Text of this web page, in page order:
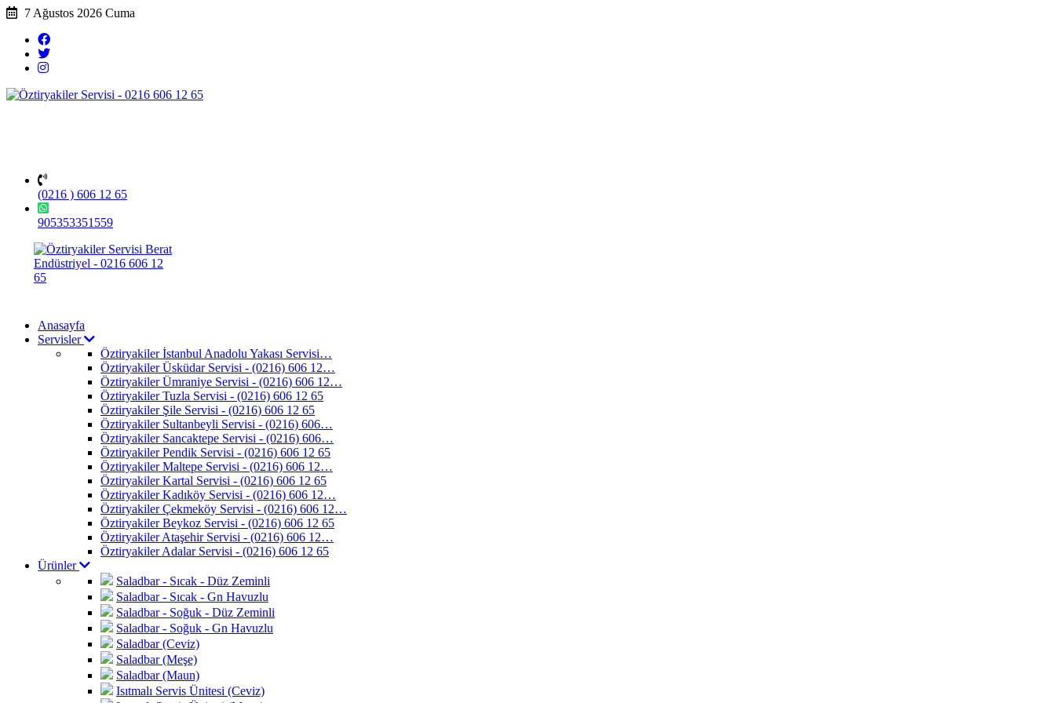
7 Ağustos 2026 Cuma
(0216 ) 606 12 65
905353351559
Anasayfa
Servisler
Öztiryakiler İstanbul Anadolu Yakası Servisi…
Öztiryakiler Üsküdar Servisi - (0216) 606 12…
Öztiryakiler Ümraniye Servisi - (0216) 606 12…
Öztiryakiler Tuzla Servisi - (0216) 606 12 65
Öztiryakiler Şile Servisi - (0216) 606 12 65
Öztiryakiler Sultanbeyli Servisi - (0216) 606…
Öztiryakiler Sancaktepe Servisi - (0216) 606…
Öztiryakiler Pendik Servisi - (0216) 606 12 65
Öztiryakiler Maltepe Servisi - (0216) 606 12…
Öztiryakiler Kartal Servisi - (0216) 606 12 65
Öztiryakiler Kadıköy Servisi - (0216) 606 12…
Öztiryakiler Çekmeköy Servisi - (0216) 606 12…
Öztiryakiler Beykoz Servisi - (0216) 606 12 65
Öztiryakiler Ataşehir Servisi - (0216) 606 12…
Öztiryakiler Adalar Servisi - (0216) 606 12 65
Ürünler
Saladbar - Sıcak - Düz Zeminli
Saladbar - Sıcak - Gn Havuzlu
Saladbar - Soğuk - Düz Zeminli
Saladbar - Soğuk - Gn Havuzlu
Saladbar (Ceviz)
Saladbar (Meşe)
Saladbar (Maun)
Isıtmalı Servis Ünitesi (Ceviz)